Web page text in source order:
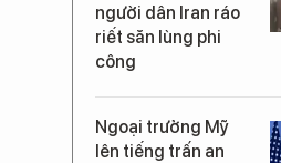
người dân Iran ráo
riết săn lùng phi
công
Ngoại trưởng Mỹ
lên tiếng trấn an